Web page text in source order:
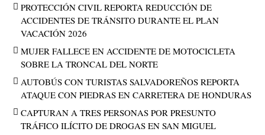
PROTECCIÓN CIVIL REPORTA REDUCCIÓN DE
ACCIDENTES DE TRÁNSITO DURANTE EL PLAN
VACACIÓN 2026
MUJER FALLECE EN ACCIDENTE DE MOTOCICLETA
SOBRE LA TRONCAL DEL NORTE
AUTOBÚS CON TURISTAS SALVADOREÑOS REPORTA
ATAQUE CON PIEDRAS EN CARRETERA DE HONDURAS
CAPTURAN A TRES PERSONAS POR PRESUNTO
TRÁFICO ILÍCITO DE DROGAS EN SAN MIGUEL